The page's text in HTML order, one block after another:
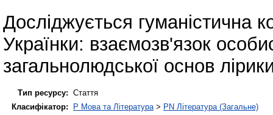
Досліджується гуманістична
Українки: взаємозв'язок
загальнолюдської основ
Тип ресурсу: Стаття
Класифікатор:
P Мова та Література > PN Література (Загальне)